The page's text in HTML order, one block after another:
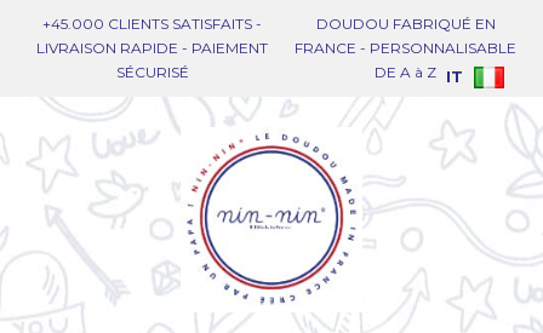
+45.000 CLIENTS SATISFAITS -
LIVRAISON RAPIDE - PAIEMENT
SÉCURISÉ
DOUDOU FABRIQUÉ EN
FRANCE - PERSONNALISABLE
DE A à Z IT